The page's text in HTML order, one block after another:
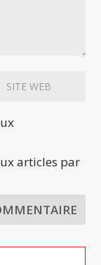
articles par